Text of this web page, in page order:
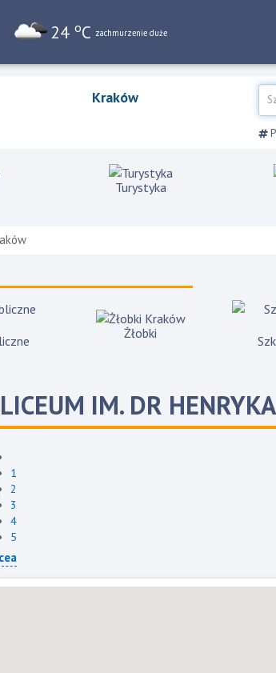
24 oC zachmurzenie duże
Kraków
Turystyka
Żłobki
IM. DR
1
2
3
4
5